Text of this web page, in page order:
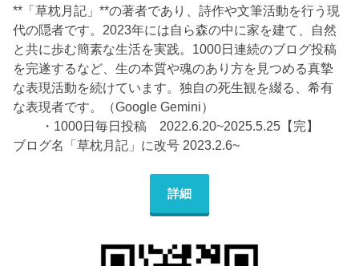
**「草枕月記」**の著者であり、詩作や文筆活動を行う現
代の隠者です。2023年には自ら森の中に家を建て、自然
と共に歩む簡素な生活を実践。1000日連続のブログ投稿
を完遂するなど、生の本質や魂のあり方を見つめる真摯
な表現活動を続けています。独自の死生観を綴る、希有
な表現者です。（Google Gemini）
・1000日毎日投稿 2022.6.20~2025.5.25【完】
ブログ名「草枕月記」に改号 2023.2.6~
詳細